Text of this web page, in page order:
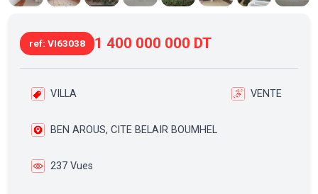
ref: VI63038 1 400 000 000 DT
VILLA VENTE
BEN AROUS, CITE BELAIR BOUMHEL
237 Vues